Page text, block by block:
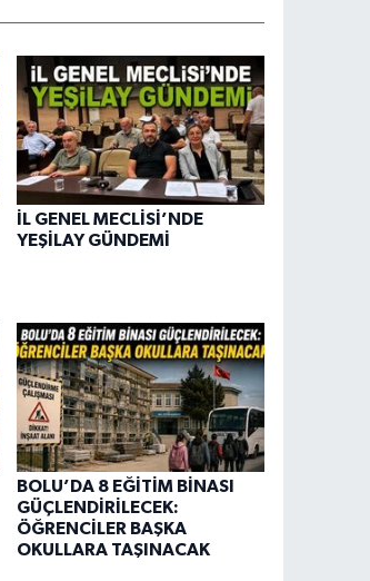
İL GENEL MECLİSİ’NDE
YEŞİLAY GÜNDEMİ
BOLU’DA 8 EĞİTİM BİNASI
GÜÇLENDİRİLECEK:
ÖĞRENCİLER BAŞKA
OKULLARA TAŞINACAK